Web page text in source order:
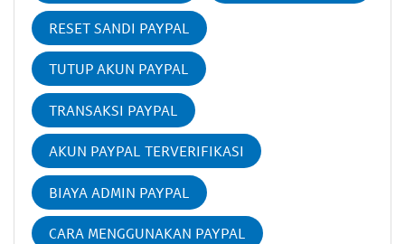
RESET SANDI PAYPAL
TUTUP AKUN PAYPAL
TRANSAKSI PAYPAL
AKUN PAYPAL TERVERIFIKASI
BIAYA ADMIN PAYPAL
CARA MENGGUNAKAN PAYPAL